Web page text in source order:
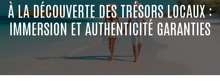
À LA DÉCOUVERTE DES TRÉSORS LOCAUX :
IMMERSION ET AUTHENTICITÉ GARANTIES